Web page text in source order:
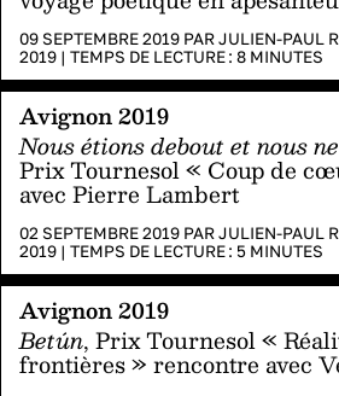
09 SEPTEMBRE 2019 PARJULIEN-PAUL
2019 | TEMPS DE LECTURE : 8 MINUTES
Avignon 2019
Nous étions debout et nous
Prix Tournesol « Coup de
avec Pierre Lambert
02 SEPTEMBRE 2019 PARJULIEN-PAUL
2019 | TEMPS DE LECTURE : 5 MINUTES
Avignon 2019
Betún, Prix Tournesol «
frontières » rencontre avec